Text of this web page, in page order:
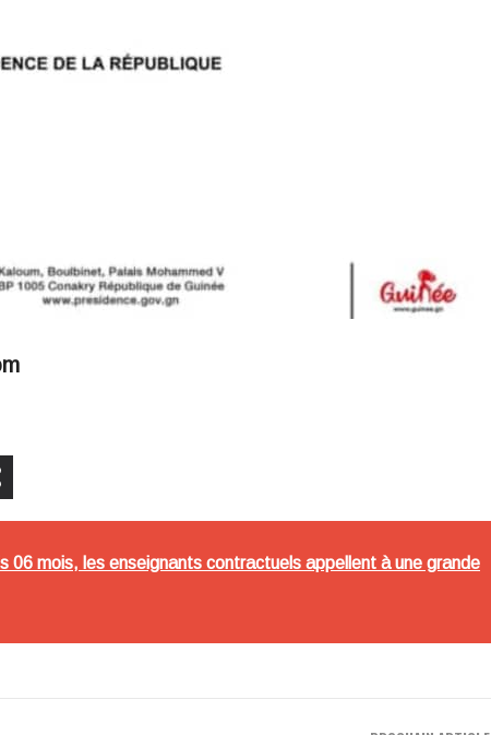
06 mois, les enseignants contractuels appellent à une grande